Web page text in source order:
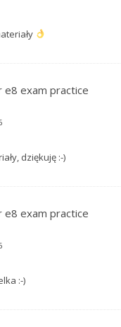
e8 exam practice
dziękuję :-)
e8 exam practice
:-)